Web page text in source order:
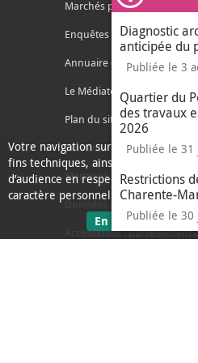
Votre navigation sur ce site nécessite
fins techniques, ainsi que des
d’audience en respect de la
caractère personnel.
En savoir plussur
Diagnostic
anticipée du
Publiée le 3
Quartier du
des travaux
2026
Publiée le
Restrictions
Charente-
Publiée le
Marchés publics
Enquêtes publiques
Annuaire des services
Le Médiateur de l'Agglo
Plan du site
Contacter l'agglo
Mentions légales
Accessibilité :